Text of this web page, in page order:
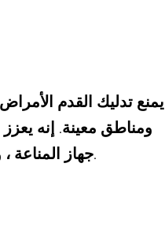
يمنع تدليك القدم
ومناطق معينة. إنه يعزز
جهاز المناعة ، وبالتالي يساهم في الصحة العامة.